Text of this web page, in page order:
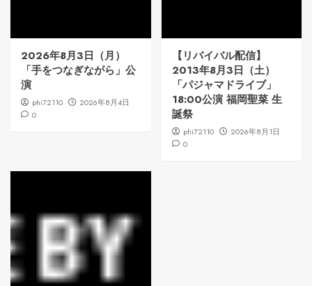
2026年8月3日（月）
「手をつなぎながら」公
演
phi72110
2026年8月4日
0
【リバイバル配信】
2013年8月3日（土）
「パジャマドライブ」
18:00公演 福岡聖菜 生
誕祭
phi72110
2026年8月1日
0